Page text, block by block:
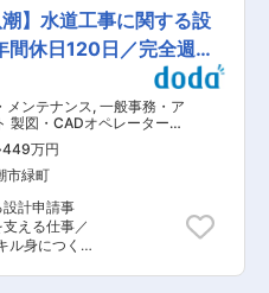
す。 変更
応が必要場合
だきます。 ■
おり、親会
黒字が続き、
回募集をして
ィルターが製
リーンルー
。
々な油を貯
計装工事を設
ーカーの工場
やシステムの
です。 ・現
せ ・官庁申
理 ・予算管
す。 ■工
ンスから、
で様々です。
トップクラス
〜製造〜施
)を供給でき
ンなど新しい
】水道工事に関する設
休日120日／完全週休
メンテナンス, 一般事務・ア
製図・CADオペレーター
449万円
市緑町
計申請事
える仕事／
ル身につく環